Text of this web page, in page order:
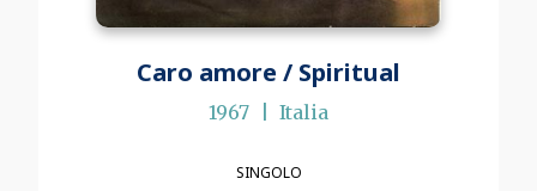
Caro amore / Spiritual
1967 Italia
SINGOLO